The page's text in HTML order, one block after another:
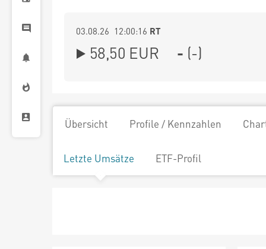
03.08.26 12:00:16 RT
58,50 EUR - (-)
Übersicht Profile / Kennzahlen
Letzte Umsätze ETF-Profil